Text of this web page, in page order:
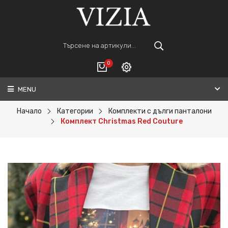
0
ВАШАТА КОЛИЧКА Е ПРАЗНА.
ПОРЪЧАЙ
Регистрация
MENU
Начало Категории
Комплекти с дълги панталони
Комплект Christmas Red Couture